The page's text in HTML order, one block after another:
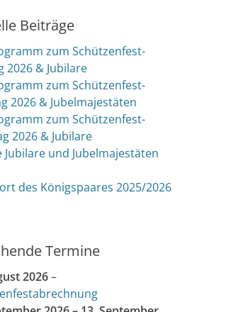
Beiträge
zum Schützenfest-
2026 & Jubilare
zum Schützenfest-
2026 & Jubelmajestäten
zum Schützenfest-
2026 & Jubilare
Jubilare und Jubelmajestäten
des Königspaares 2025/2026
Termine
2026–